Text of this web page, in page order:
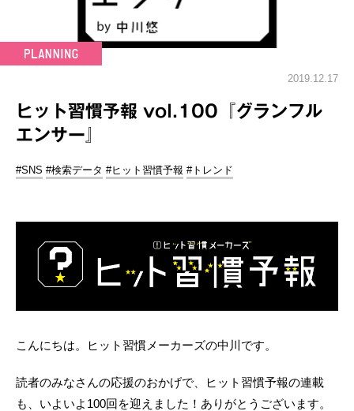
2019.12.17
ヒット習慣予報 vol.100『グランフル
エンサー』
#SNS #検索データ #ヒット習慣予報 #トレンド
こんにちは。ヒット習慣メーカーズの中川です。
読者のみなさんの応援のおかげで、ヒット習慣予報の連載
も、いよいよ100回を迎えました！ありがとうございます。